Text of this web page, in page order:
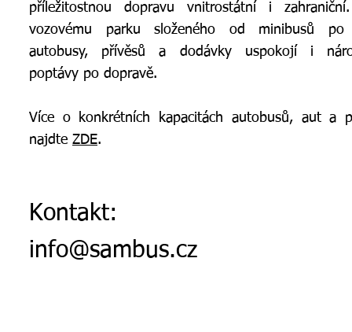
příležitostnou dopravu vnitrostátní i
vozovému parku složeného od minibusů po
autobusy, přívěsů a dodávky uspokojí i
poptávy po dopravě.
Více o konkrétních kapacitách autobusů, aut a
najdte ZDE.
Kontakt:
info@sambus.cz